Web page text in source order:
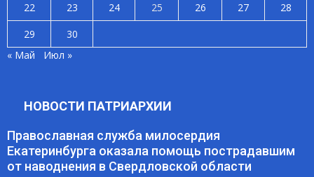
22
23 24 25 26 27
28
29
30
« Май
Июл »
НОВОСТИ ПАТРИАРХИИ
Православная служба милосердия
Екатеринбурга оказала помощь пострадавшим
от наводнения в Свердловской области